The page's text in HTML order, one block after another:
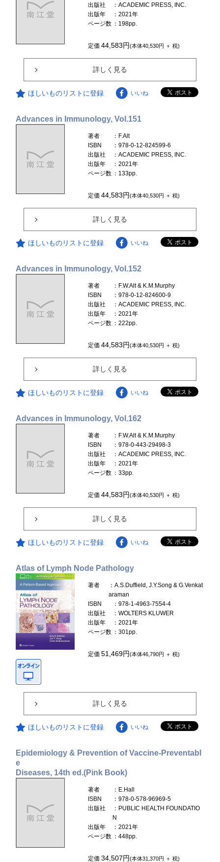
出版社
：ACADEMIC PRESS, INC.
出版年
：2021年
ページ数 ：198pp.
定価44,583円(本体40,530円 ＋ 税)
詳しく見る
ほしいものリストに登録 いいね
Advances in Immunology, Vol.151
著者
：F.Alt
ISBN
：978-0-12-824599-6
出版社
：ACADEMIC PRESS, INC.
出版年
：2021年
ページ数 ：133pp.
定価44,583円(本体40,530円 ＋ 税)
詳しく見る
ほしいものリストに登録 いいね
Advances in Immunology, Vol.152
著者
：F.W.Alt & K.M.Murphy
ISBN
：978-0-12-824600-9
出版社
：ACADEMIC PRESS, INC.
出版年
：2021年
ページ数 ：222pp.
定価44,583円(本体40,530円 ＋ 税)
詳しく見る
ほしいものリストに登録 いいね
Advances in Immunology, Vol.162
著者
：F.W.Alt & K.M.Murphy
ISBN
：978-0-443-29498-3
出版社
：ACADEMIC PRESS, INC.
出版年
：2021年
ページ数 ：33pp.
定価44,583円(本体40,530円 ＋ 税)
詳しく見る
ほしいものリストに登録 いいね
Atlas of Lymph Node Pathology
著者
：A.S.Duffield, J.Y.Song & G.Venkat
araman
ISBN
：978-1-4963-7554-4
出版社
：WOLTERS KLUWER
出版年
：2021年
ページ数 ：301pp.
定価51,469円(本体46,790円 ＋ 税)
詳しく見る
ほしいものリストに登録 いいね
Epidemiology & Prevention of Vaccine-Preventabl
e
Diseases, 14th ed.(Pink Book)
著者
：E.Hall
ISBN
：978-0-578-96969-5
出版社
：PUBLIC HEALTH FOUNDATIO
N
出版年
：2021年
ページ数 ：448pp.
定価34,507円(本体31,370円 ＋ 税)